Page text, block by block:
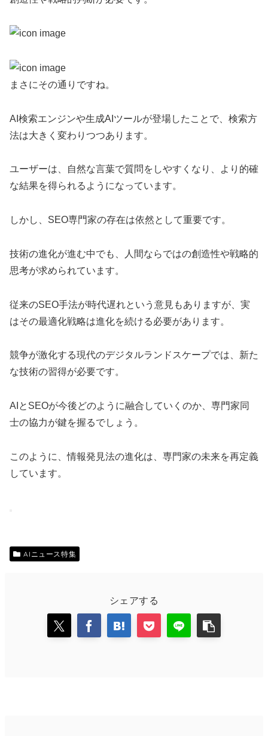
まさにその通りですね。
AI検索エンジンや生成AIツールが登場したことで、検索方
法は大きく変わりつつあります。
ユーザーは、自然な言葉で質問をしやすくなり、より的確
な結果を得られるようになっています。
しかし、SEO専門家の存在は依然として重要です。
技術の進化が進む中でも、人間ならではの創造性や戦略的
思考が求められています。
従来のSEO手法が時代遅れという意見もありますが、実
はその最適化戦略は進化を続ける必要があります。
競争が激化する現代のデジタルランドスケープでは、新た
な技術の習得が必要です。
AIとSEOが今後どのように融合していくのか、専門家同
士の協力が鍵を握るでしょう。
このように、情報発見法の進化は、専門家の未来を再定義
しています。
AIニュース特集
シェアする